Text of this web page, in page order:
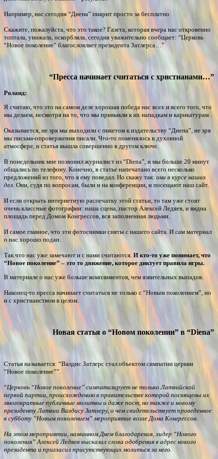
Например, нас сегодня “Диена” пиарит просто за бесплатно.
Скажите, пожалуйста, что это такое? Газета, которая вчера нас откровенно
топтала, унижала, оскорбляла, сегодня уважительно сообщает: “Церковь
“Новое поколение” благословляет президента Затлерса…”
“Пресса начинает считаться с христианами…”
Роланд:
Я считаю, что это на самом деле хорошая победа нас всех и всего того, что
мы делаем, несмотря на то, что мы привыкли к их нападкам и карикатурам.
Оказывается, не зря мы выходили с пикетом к издательству “Диена”, не зря
мы письма-опровержения писали. Что-то поменялось в духовной
атмосфере, и статья вышла совершенно в другом ключе.
В понедельник мне позвонил журналист из “Diena”, и мы больше 20 минут
общались по телефону. Конечно, в статье напечатано всего несколько
предложений из того, что я ему поведал. Но скажу так: они в курсе наших
дел . Они, судя по вопросам, были и на конференции, и посещают наш сайт.
И если открыть интернетную распечатку этой статьи, то там уже стоят
очень классные фотографии: наша сцена, пастор Алексей Ледяев, и видна
площадь перед Домом Конгрессов, вся заполненная людьми.
И самое главное, что эти фотоснимки сняты с нашего сайта. И сам материал
о нас хорошо подан.
Так что нас уже замечают и с нами считаются. И кто-то уже понимает, что
“Новое поколение” – это то движение, которое диктует правила игры.
В материале о нас уже больше комплиментов, чем язвительных выпадов.
Наконец-то пресса начинает считаться не только с “Новым поколением”, но
и с христианством в целом.
Новая статья о “Новом поколении” в “Diena”
Статья называется: “Валдис Затлерс стал объектом симпатии церкви
“Новое поколение””.
“Церковь “Новое поколение” симпатизирует не только Латвийской
первой партии, происхождению в правительстве которой посвящены их
многократные публичные молитвы и даже пост, но также и новому
президенту Латвии Валдису Затлеру, о чем свидетельствует проведенное
в субботу “Новым поколением” мероприятие возле Дома Конгрессов.
На этом мероприятии, названном Днем благодарения, лидер “Нового
поколения” Алексей Ледяев высказал слова одобрения в адрес нового
президента и пригласил присутствующих молиться за него.